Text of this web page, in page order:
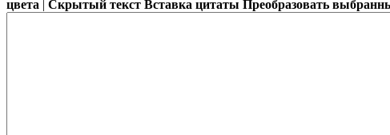
цвета | Скрытый текст Вставка цитаты Преобразовать